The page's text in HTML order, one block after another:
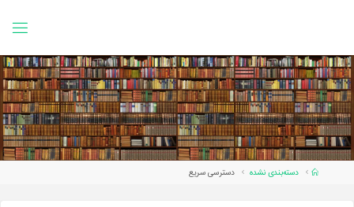
Homeدسته‌بندی نشده دسترسی سریع